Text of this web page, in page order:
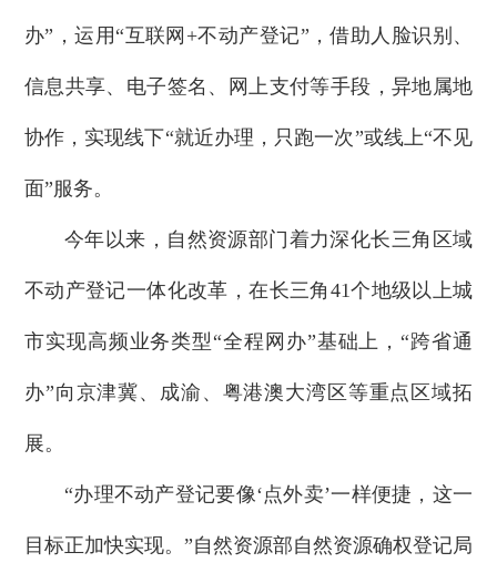
办”，运用“互联网+不动产登记”，借助人脸识别、
信息共享、电子签名、网上支付等手段，异地属地
协作，实现线下“就近办理，只跑一次”或线上“不见
面”服务。
今年以来，自然资源部门着力深化长三角区域
不动产登记一体化改革，在长三角41个地级以上城
市实现高频业务类型“全程网办”基础上，“跨省通
办”向京津冀、成渝、粤港澳大湾区等重点区域拓
展。
“办理不动产登记要像‘点外卖’一样便捷，这一
目标正加快实现。”自然资源部自然资源确权登记局